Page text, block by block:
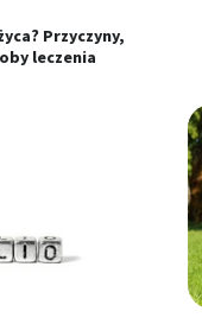
Przyczyny,
leczenia